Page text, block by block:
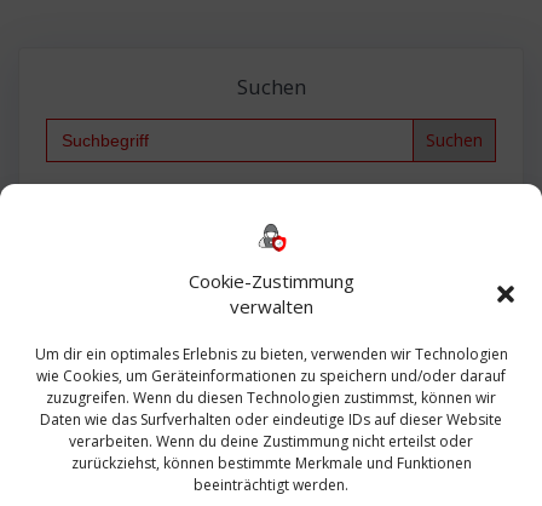
Cookie-Zustimmung
verwalten
Um dir ein optimales Erlebnis zu bieten, verwenden wir Technologien
wie Cookies, um Geräteinformationen zu speichern und/oder darauf
zuzugreifen. Wenn du diesen Technologien zustimmst, können wir
Daten wie das Surfverhalten oder eindeutige IDs auf dieser Website
verarbeiten. Wenn du deine Zustimmung nicht erteilst oder
zurückziehst, können bestimmte Merkmale und Funktionen
beeinträchtigt werden.
Suchen
Search
Bautagebuch
Exchange firewall Fritzbox
Microsoft
Sanierung SBS Security Server Sicherheit
Sicherung SIEM Sophos SSL Ubuntu
Update Upgrade UTM VCenter VCSA Veeam
VMWare VPN WAZUH Windows
Zertifikat